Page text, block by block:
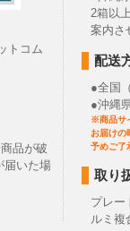
トコム
品が破
届いた場
2箱以
案内さ
配送
●全国
●沖縄
※商品サ
お届けの
予めご了
取り
プレー
ルミ複